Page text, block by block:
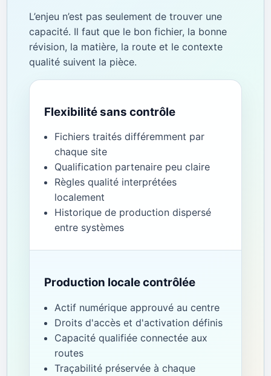
L’enjeu n’est pas seulement de trouver une
capacité. Il faut que le bon fichier, la bonne
révision, la matière, la route et le contexte
qualité suivent la pièce.
Flexibilité sans contrôle
Fichiers traités différemment par
chaque site
Qualification partenaire peu claire
Règles qualité interprétées
localement
Historique de production dispersé
entre systèmes
Production locale contrôlée
Actif numérique approuvé au centre
Droits d'accès et d'activation définis
Capacité qualifiée connectée aux
routes
Traçabilité préservée à chaque